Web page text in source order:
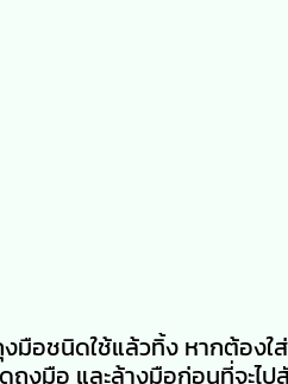
มือชนิดใช้แล้วทิ้ง หากต้องใ
ถุงมือ และล้างมือก่อนที่จะไ